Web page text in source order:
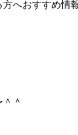
へおすすめ情
＾